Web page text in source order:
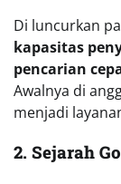
Di luncurkan
kapasitas
pencarian
Awalnya di
menjadi
2. Sejarah